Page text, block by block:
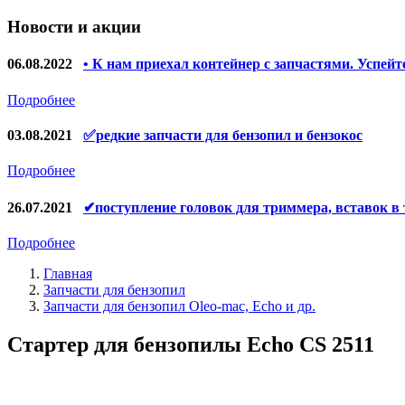
Якоря, статоры
Запчасти для электроинструмента другие
Щётки, щёточные узлы
Ремни для электроинструмента
Новости и акции
06.08.2022 • К нам приехал контейнер с запчастями.
Подробнее
03.08.2021 ✅редкие запчасти для бензопил и бензокос
Подробнее
26.07.2021 ✔поступление головок для триммера, вставок
Подробнее
Главная
Запчасти для бензопил
Запчасти для бензопил Oleo-mac, Echo и др.
Стартер для бензопилы Echo CS 2511